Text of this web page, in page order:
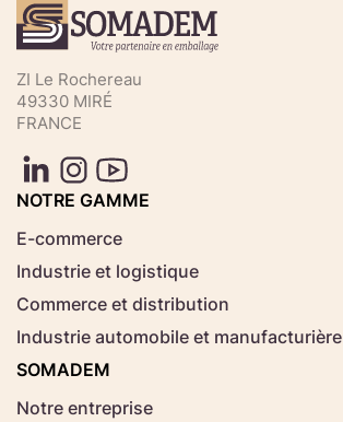
commande rapide
Aucun fichier
Télécharger
ZI Le Rochereau
49330 MIRÉ
FRANCE
NOTRE GAMME
E-commerce
Industrie et logistique
Commerce et distribution
Industrie automobile et manufacturière
SOMADEM
Notre entreprise